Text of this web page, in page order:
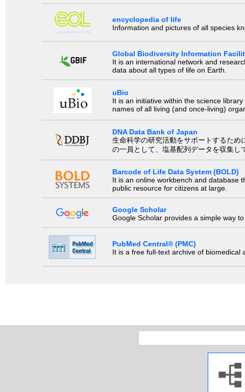
encyclopedia of life
Information and pictures of all species
Global Biodiversity Information
It is an international network and
data about all types of life on Earth.
uBio
It is an initiative within the science
names of all living (and once-living)
DNA Data Bank of Japan
生命科学の研究活動をサポートするた
の一員として、塩基配列データを収集し
Barcode of Life Data System (BOLD)
It is an online workbench and database
public resource for citizens at large.
Google Scholar
Google Scholar provides a simple way
PubMed Central® (PMC)
It is a free full-text archive of biomedical